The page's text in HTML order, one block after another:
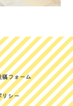
稿フォーム
リシー